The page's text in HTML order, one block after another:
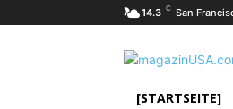
14.3 C San
[STARTSEITE]